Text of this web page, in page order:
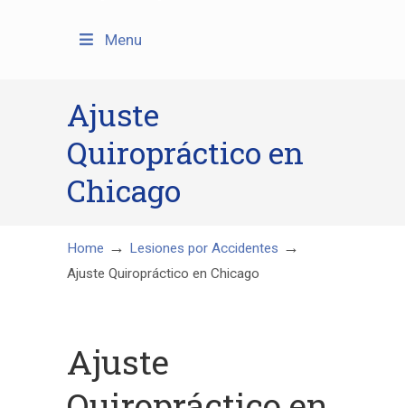
Menu
Ajuste
Quiropráctico en
Chicago
Home → Lesiones por Accidentes →
Ajuste Quiropráctico en Chicago
Ajuste